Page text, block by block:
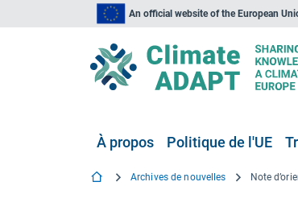
An official website of the European
À propos Politique de l'UE
Archives de nouvelles